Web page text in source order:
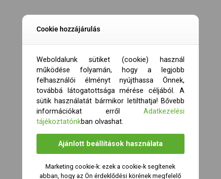
Cookie hozzájárulás
Weboldalunk sütiket (cookie) használ
működése folyamán, hogy a legjobb
felhasználói élményt nyújthassa Önnek,
továbbá látogatottsága mérése céljából. A
sütik használatát bármikor letilthatja! Bővebb
információkat errőlAdatkezelési
tájékoztatónkban olvashat.
Ajánlott beállítások használata
Marketing cookie-k: ezek a cookie-k segítenek
abban, hogy az Ön érdeklődési körének megfelelő